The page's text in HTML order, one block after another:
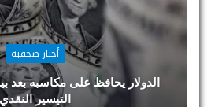
أخبار صحفية
الدولار يحافظ على مكاسبه بعد
التيسير النقدي